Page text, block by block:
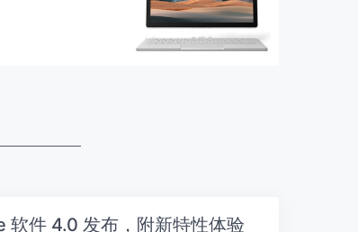
软件 4.0 发布，附新特性体验